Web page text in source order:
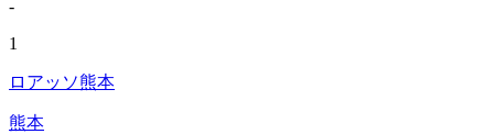
-
1
ロアッソ熊本
熊本